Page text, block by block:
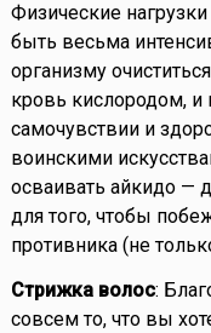
Физические
быть весьма
организму
кровь кислородом, и
самочувствии и
воинскими
осваивать айкидо —
для того, чтобы
противника (не
Стрижка волос:
совсем то, что вы